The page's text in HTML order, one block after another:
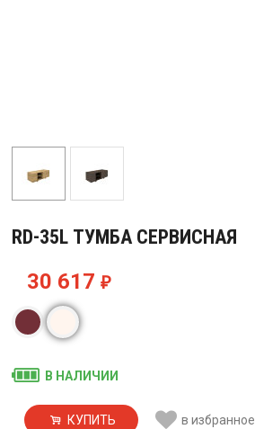
RD-35L ТУМБА СЕРВИСНАЯ
30 617 ₽
В НАЛИЧИИ
КУПИТЬ в избранное